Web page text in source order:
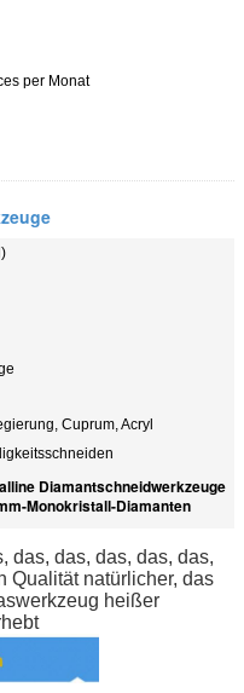
per Monat
Cuprum, Acryl
Diamantschneidwerkzeuge
Monokristall-Diamanten
das, das, das, das, das,
Qualität natürlicher, das
heißer